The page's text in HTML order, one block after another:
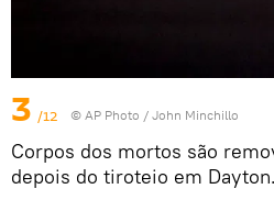
3 /12 © AP Photo / John Minchillo
Corpos dos mortos são
depois do tiroteio em Dayton.